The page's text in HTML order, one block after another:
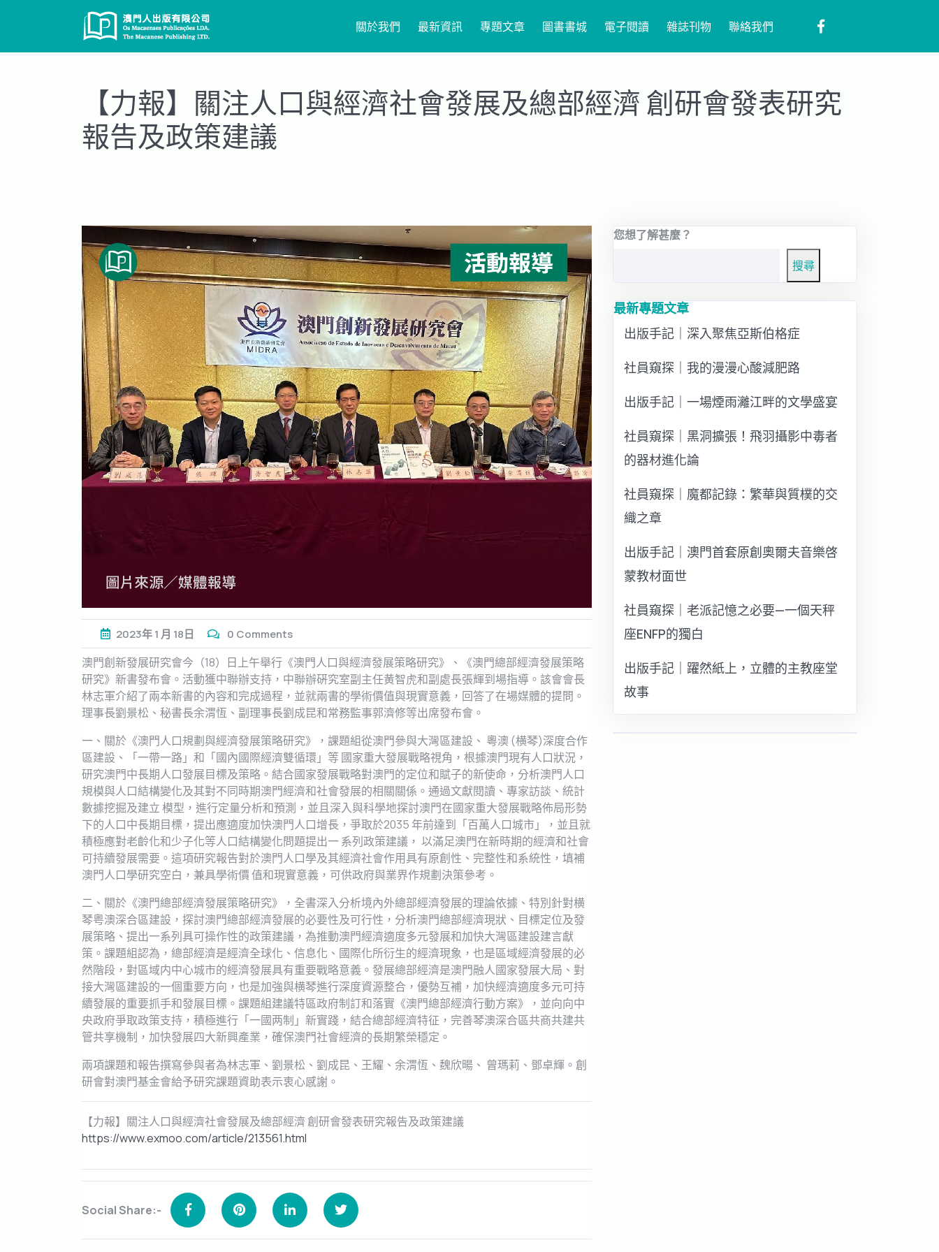
關於我們 最新資訊 專題文章 圖書書城 電子閱讀 雜誌刊物 聯絡我們
【力報】關注人口與經濟社會發展及總部經濟 創研會發表研究
報告及政策建議
2023年1 月 18日 0 Comments
澳門創新發展研究會今（18）日上午舉行《澳門人口與經濟發展策略研究》、《澳門總部經濟發展策略
研究》新書發布會。活動獲中聯辦支持，中聯辦硏究室副主任⻩智虎和副處長張輝到場指導。該會會長
林志軍介紹了兩本新書的內容和完成過程，並就兩書的學術價值與現實意義，回答了在場媒體的提問。
理事長劉景松、秘書長余渭恆、副理事長劉成昆和常務監事郭濟修等出席發布會。
一、關於《澳門人口規劃與經濟發展策略研究》，課題組從澳門參與大灣區建設、 粵澳 (横琴)深度合作
區建設、「一帶一路」和「國內國際經濟雙循環」等 國家重大發展戰略視角，根據澳門現有人口狀況，
研究澳門中長期人口發展目標及策略。結合國家發展戰略對澳門的定位和賦子的新使命，分析澳門人口
規模與人口結構變化及其對不同時期澳門經濟和社會發展的相關關係。通過文獻閱讀、專家訪談、統計
數據挖掘及建立 模型，進行定量分析和預測，並且深入與科學地探討澳門在國家重大發展戰略佈局形勢
下的人口中長期目標，提出應適度加快澳門人口增長，爭取於2035 年前達到「百萬人口城市」，並且就
積極應對老齡化和少子化等人口結構變化問題提出一 系列政策建議， 以滿足澳門在新時期的經濟和社會
可持續發展需要。這項研究報告對於澳門人口學及其經濟社會作用具有原創性、完整性和系統性，填補
澳門人口學研究空白，兼具學術價 值和現實意義，可供政府與業界作規劃決策參考。
二、關於《澳門總部經濟發展策略研究》，全書深入分析境內外總部經濟發展的理論依據、特別針對横
琴粤澳深合區建設，探討澳門總部經濟發展的必要性及可行性，分析澳門總部經濟現狀、目標定位及發
展策略、提出一系列具可操作性的政策建議，為推動澳門經濟適度多元發展和加快大灣區建設建言獻
策。課題組認為，總部經濟是經濟全球化、信息化、國際化所衍生的經濟現象，也是區域經濟發展的必
然階段，對區域内中心城市的經濟發展具有重要戰略意義。發展總部經濟是澳門融人國家發展大局、對
接大灣區建設的一個重要方向，也是加強與横琴進行深度資源整合，優勢互補，加快經濟適度多元可持
續發展的重要抓手和發展目標。課題組建議特區政府制訂和落實《澳門總部經濟行動方案》，並向向中
央政府爭取政策支持，積極進行「一國两制」新實踐，結合總部經濟特征，完善琴澳深合區共商共建共
管共享機制，加快發展四大新興產業，確保澳門社會經濟的長期繁榮穩定。
兩項課題和報告撰寫參與者為林志軍、劉景松、劉成昆、王耀、余渭恆、魏欣暘、 曾瑪莉、鄧卓輝。創
研會對澳門基金會給予研究課題資助表示衷心感謝。
【力報】關注人口與經濟社會發展及總部經濟創研會發表研究報告及政策建議
https://www.exmoo.com/article/213561.html
Social Share:-
您想了解甚麼？
搜尋
最新專題文章
出版手記｜深入聚焦亞斯伯格症
社員窺探｜我的漫漫心酸減肥路
出版手記｜一場煙雨灕江畔的文學盛宴
社員窺探｜黑洞擴張！飛羽攝影中毒者
的器材進化論
社員窺探｜魔都記錄：繁華與質樸的交
織之章
出版手記｜澳門首套原創奧爾夫音樂啓
蒙教材面世
社員窺探｜老派記憶之必要—一個天秤
座ENFP的獨白
出版手記｜躍然紙上，立體的主教座堂
故事